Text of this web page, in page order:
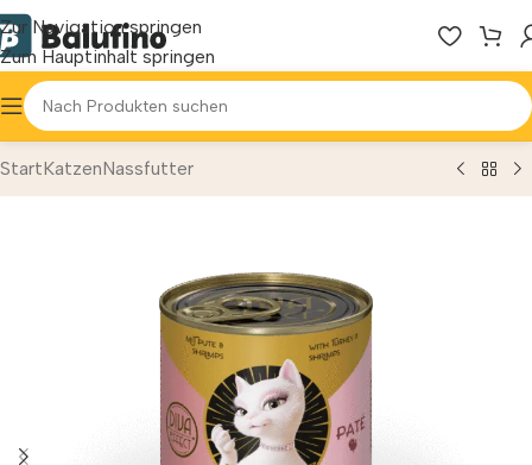
Zur Navigation springen
Zum Hauptinhalt springen
StartKatzenNassfutter